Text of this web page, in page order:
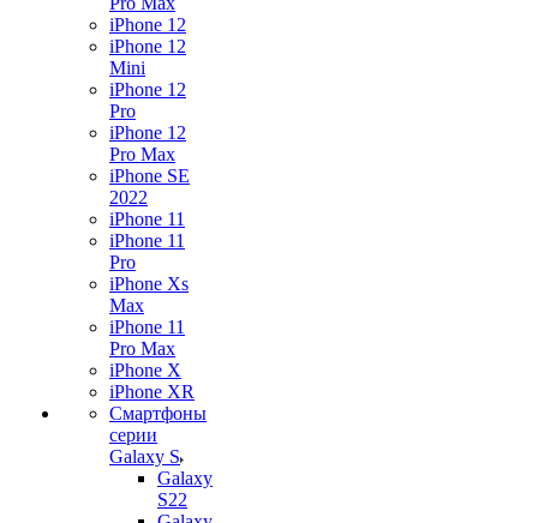
iPhone 12
iPhone 12
Mini
iPhone 12
Pro
iPhone 12
Pro Max
iPhone SE
2022
iPhone 11
iPhone 11
Pro
iPhone Xs
Max
iPhone 11
Pro Max
iPhone X
iPhone XR
Смартфоны
серии
Galaxy S
Galaxy
S22